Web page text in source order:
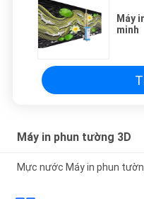
Máy
minh
Máy in phun tường 3D
Mực nước Máy in phun